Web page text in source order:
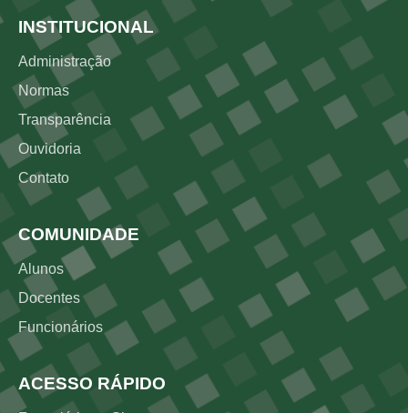
Rodapé
INSTITUCIONAL
Administração
Normas
Transparência
Ouvidoria
Contato
COMUNIDADE
Alunos
Docentes
Funcionários
ACESSO RÁPIDO